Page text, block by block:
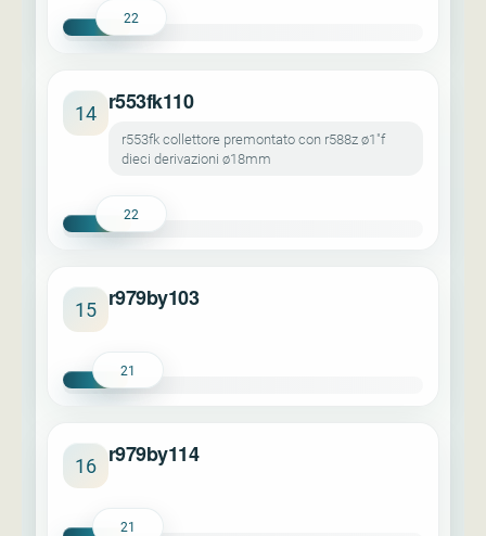
22
14 r553fk110
r553fk collettore premontato con r588z ø1"f
dieci derivazioni ø18mm
22
15 r979by103
21
16 r979by114
21